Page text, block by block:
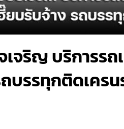
เจริญ บริการร
ถบรรทุกติดเคร